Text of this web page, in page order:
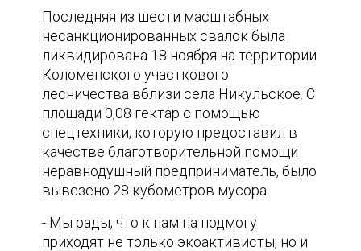
Последняя из шести масштабных
несанкционированных свалок была
ликвидирована 18 ноября на территории
Коломенского участкового
лесничества вблизи села Никульское. С
площади 0,08 гектар с помощью
спецтехники, которую предоставил в
качестве благотворительной помощи
неравнодушный предприниматель, было
вывезено 28 кубометров мусора.
- Мы рады, что к нам на подмогу
приходят не только экоактивисты, но и